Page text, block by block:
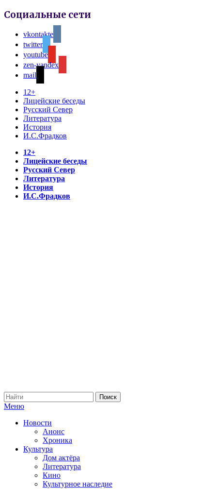
Социальные сети
vkontakte
twitter
youtube
zen-yandex
mail
12+
Лицейские беседы
Русский Север
Литература
История
И.С.Фрадков
12+
Лицейские беседы
Русский Север
Литература
История
И.С.Фрадков
Меню
Новости
Анонс
Хроника
Культура
Дом актёра
Литература
Кино
Культурное наследие